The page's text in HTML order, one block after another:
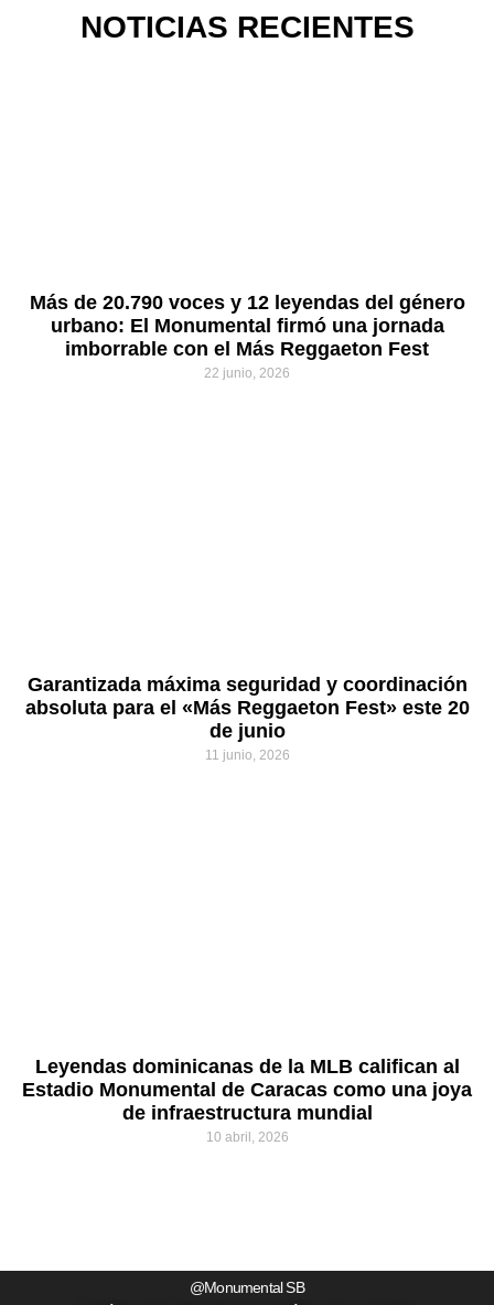
NOTICIAS RECIENTES
Más de 20.790 voces y 12 leyendas del género
urbano: El Monumental firmó una jornada
imborrable con el Más Reggaeton Fest
22 junio, 2026
Garantizada máxima seguridad y coordinación
absoluta para el «Más Reggaeton Fest» este 20
de junio
11 junio, 2026
Leyendas dominicanas de la MLB califican al
Estadio Monumental de Caracas como una joya
de infraestructura mundial
10 abril, 2026
@Monumental SB